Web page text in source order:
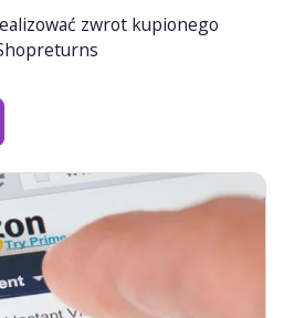
zwrot kupionego